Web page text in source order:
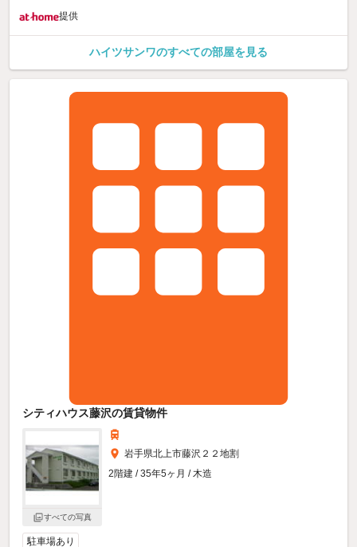
提供
ハイツサンワのすべての部屋を見る
シティハウス藤沢の賃貸物件
すべての写真
岩手県北上市藤沢２２地割
2階建 / 35年5ヶ月 / 木造
駐車場あり